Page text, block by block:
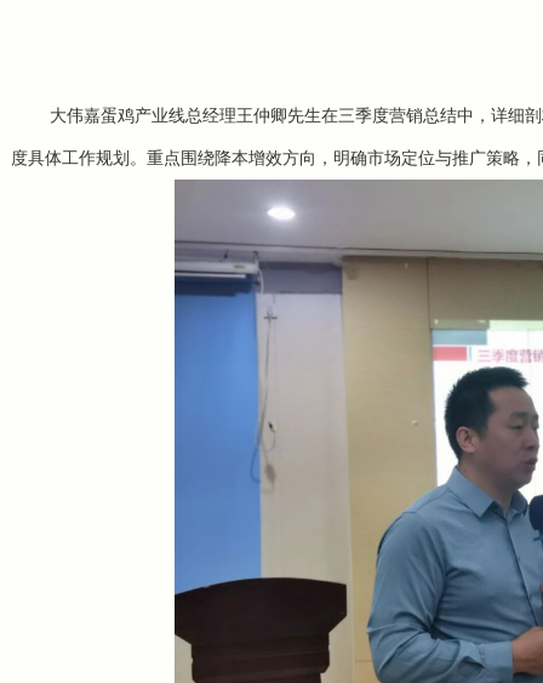
大伟嘉蛋鸡产业线总经理王仲卿先生在三季度营销总结中，详细
度具体工作规划。重点围绕降本增效方向 ，明确市场定位与推广策略